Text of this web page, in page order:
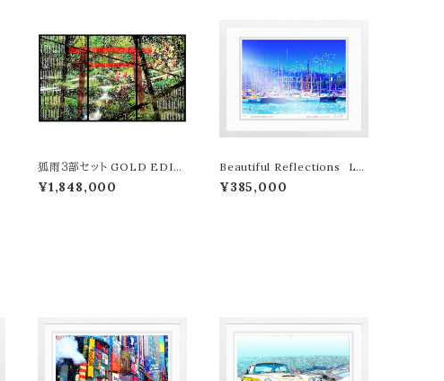
狐雨３部セット GOLD EDITI
ON LEON TERASHIMA
版画作品11作限定 ウメキタホ
¥1,848,000
Beautiful Reflections LE
ON TERASHIMA版画作品7
7作限定（オンライン限定特典
¥385,000